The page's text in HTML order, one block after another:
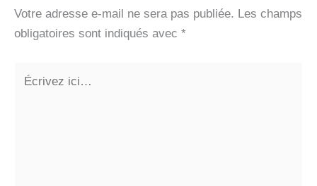
Votre adresse e-mail ne sera pas publiée. Les champs
obligatoires sont indiqués avec *